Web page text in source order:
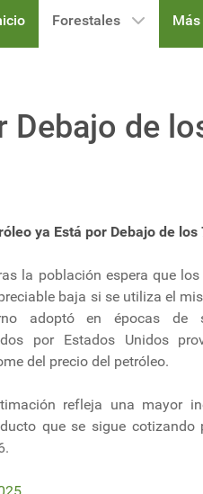
Forestales
Debajo de
ya Está por Debajo de
la población espera que
baja si se utiliza el
adoptó en épocas de
por Estados Unidos
del precio del petróleo.
refleja una mayor
que se sigue cotizando